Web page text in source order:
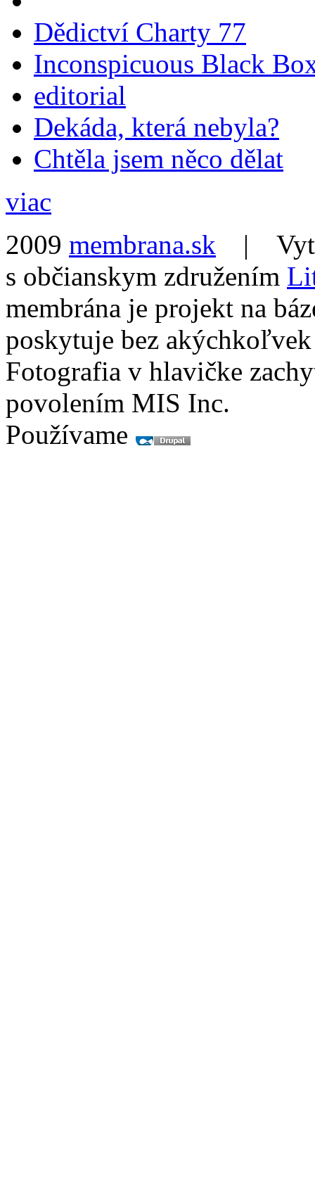
Dědictví Charty 77
Inconspicuous Black
editorial
Dekáda, která nebyla?
Chtěla jsem něco dělat
viac
2009 membrana.sk |
s občianskym združením
membrána je projekt na
poskytuje bez
Fotografia v hlavičke
povolením MIS Inc.
Používame